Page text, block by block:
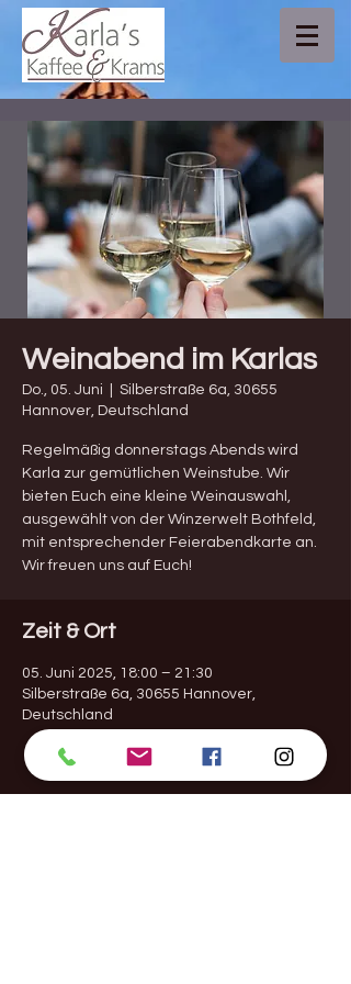
Weinabend im Karlas
Do., 05. Juni
Silberstraße 6a, 30655
Hannover, Deutschland
Regelmäßig donnerstags Abends wird
Karla zur gemütlichen Weinstube. Wir
bieten Euch eine kleine Weinauswahl,
ausgewählt von der Winzerwelt Bothfeld,
mit entsprechender Feierabendkarte an.
Wir freuen uns auf Euch!
Zeit & Ort
05. Juni 2025, 18:00 – 21:30
Silberstraße 6a, 30655 Hannover,
Deutschland